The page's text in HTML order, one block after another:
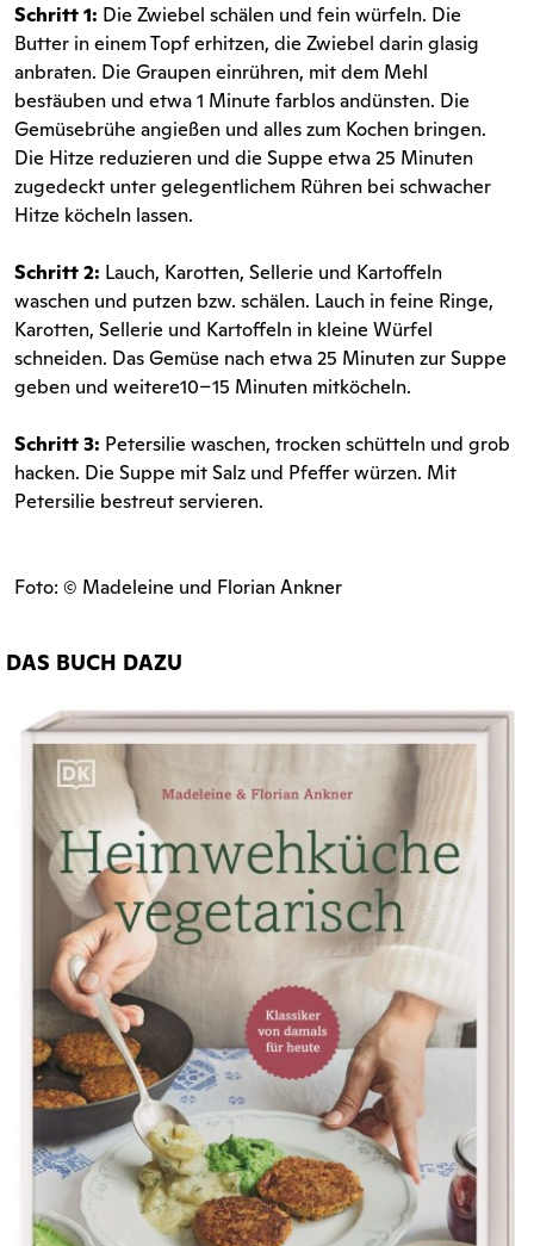
Schritt 1: Die Zwiebel schälen und fein würfeln. Die
Butter in einem Topf erhitzen, die Zwiebel darin glasig
anbraten. Die Graupen einrühren, mit dem Mehl
bestäuben und etwa 1 Minute farblos andünsten. Die
Gemüsebrühe angießen und alles zum Kochen bringen.
Die Hitze reduzieren und die Suppe etwa 25 Minuten
zugedeckt unter gelegentlichem Rühren bei schwacher
Hitze köcheln lassen.
Schritt 2: Lauch, Karotten, Sellerie und Kartoffeln
waschen und putzen bzw. schälen. Lauch in feine Ringe,
Karotten, Sellerie und Kartoffeln in kleine Würfel
schneiden. Das Gemüse nach etwa 25 Minuten zur Suppe
geben und weitere10–15 Minuten mitköcheln.
Schritt 3: Petersilie waschen, trocken schütteln und grob
hacken. Die Suppe mit Salz und Pfeffer würzen. Mit
Petersilie bestreut servieren.
Foto: © Madeleine und Florian Ankner
DAS BUCH DAZU